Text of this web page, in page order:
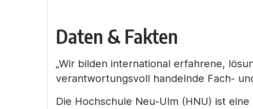
Daten & Fakten
„Wir bilden international erfahrene,
verantwortungsvoll handelnde Fach-
Die Hochschule Neu-Ulm (HNU) ist